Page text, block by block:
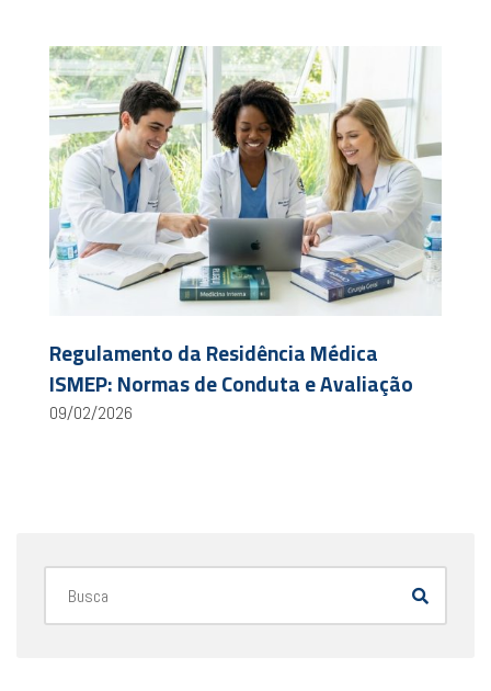
Regulamento da Residência Médica
ISMEP: Normas de Conduta e Avaliação
09/02/2026